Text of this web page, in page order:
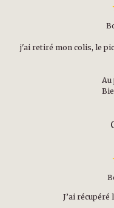
j'ai retiré mon colis, le
Au
J’ai récupéré